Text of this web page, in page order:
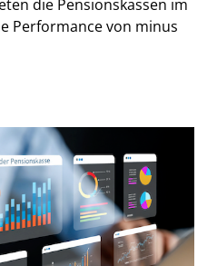
die Pensionskassen im
Performance von minus